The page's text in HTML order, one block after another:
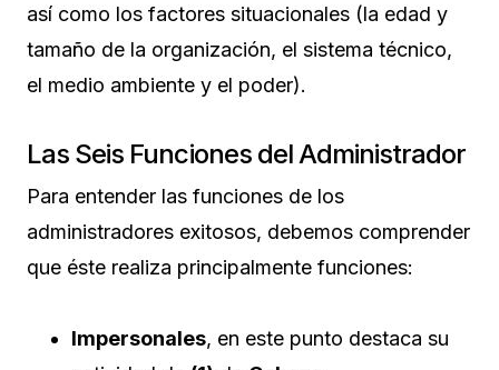
así como los factores situacionales (la edad y
tamaño de la organización, el sistema técnico,
el medio ambiente y el poder).
Las Seis Funciones del Administrador
Para entender las funciones de los
administradores exitosos, debemos comprender
que éste realiza principalmente funciones:
Impersonales, en este punto destaca su